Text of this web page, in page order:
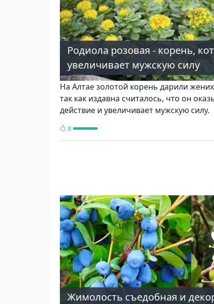
Родиола розовая - корень,
увеличивает мужскую силу
На Алтае золотой корень дарили
так как издавна считалось, что он
действие и увеличивает мужскую силу.
8
Жимолость съедобная и